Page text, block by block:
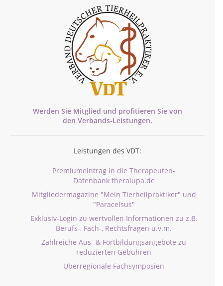
Werden Sie Mitglied und profitieren Sie von
den Verbands-Leistungen.
Leistungen des VDT:
Premiumeintrag in die Therapeuten-
Datenbank theralupa.de
Mitgliedermagazine "Mein Tierheilpraktiker" und
"Paracelsus"
Exklusiv-Login zu wertvollen Informationen zu z.B.
Berufs-, Fach-, Rechtsfragen u.v.m.
Zahlreiche Aus- & Fortbildungsangebote zu
reduzierten Gebühren
Überregionale Fachsymposien